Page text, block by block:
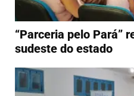
“Parceria pelo Pará”
sudeste do estado